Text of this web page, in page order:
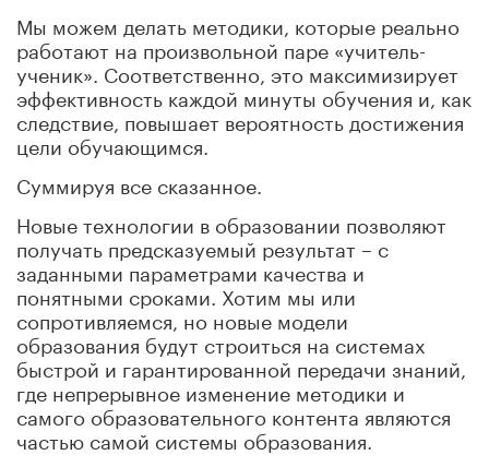
Мы можем делать методики, которые реально
работают на произвольной паре «учитель-
ученик». Соответственно, это максимизирует
эффективность каждой минуты обучения и, как
следствие, повышает вероятность достижения
цели обучающимся.
Суммируя все сказанное.
Новые технологии в образовании позволяют
получать предсказуемый результат – с
заданными параметрами качества и
понятными сроками. Хотим мы или
сопротивляемся, но новые модели
образования будут строиться на системах
быстрой и гарантированной передачи знаний,
где непрерывное изменение методики и
самого образовательного контента являются
частью самой системы образования.